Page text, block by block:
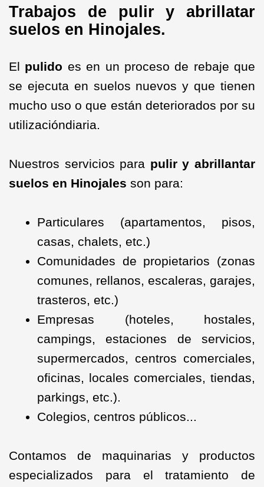
Trabajos de pulir y abrillatar
suelos en Hinojales.
El pulido es en un proceso de rebaje que
se ejecuta en suelos nuevos y que tienen
mucho uso o que están deteriorados por su
utilizacióndiaria.
Nuestros servicios para pulir y abrillantar
suelos en Hinojales son para:
Particulares (apartamentos, pisos,
casas, chalets, etc.)
Comunidades de propietarios (zonas
comunes, rellanos, escaleras, garajes,
trasteros, etc.)
Empresas (hoteles, hostales,
campings, estaciones de servicios,
supermercados, centros comerciales,
oficinas, locales comerciales, tiendas,
parkings, etc.).
Colegios, centros públicos...
Contamos de maquinarias y productos
especializados para el tratamiento de